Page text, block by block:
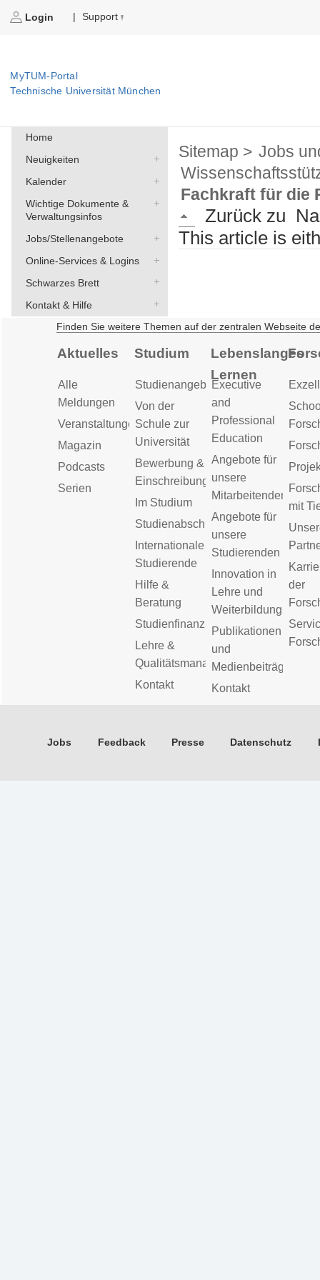
Login | Support
MyTUM-Portal
Technische Universität München
Home
Neuigkeiten
Kalender
Wichtige Dokumente &
Verwaltungsinfos
Jobs/Stellenangebote
Online-Services & Logins
Schwarzes Brett
Kontakt & Hilfe
Sitemap > Jobs
Fachkraft für die
Zurück zu
This article is
Finden Sie weitere Themen auf der zentralen Webseite
Aktuelles
Alle
Meldungen
Veranstaltungen
Magazin
Podcasts
Serien
Studium
Studienangebot
Von der
Schule zur
Universität
Bewerbung &
Einschreibung
Im Studium
Studienabschluss
Internationale
Studierende
Hilfe &
Beratung
Studienfinanzierung
Lehre &
Qualitätsmanagement
Kontakt
Lebenslanges
Lernen
Executive
and
Professional
Education
Angebote für
unsere
Mitarbeitenden
Angebote für
unsere
Studierenden
Innovation in
Lehre und
Weiterbildung
Publikationen
und
Medienbeiträge
Kontakt
mit
der
Jobs Feedback Presse Datenschutz